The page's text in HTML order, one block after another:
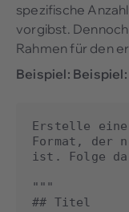
spezifische
vorgibst.
Rahmen für den
Beispiel: Beispiel:
Erstelle
Format, der
ist. Folge
"""
## Titel